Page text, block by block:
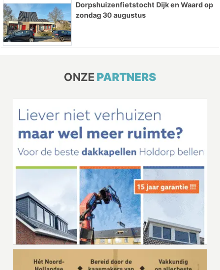
Dorpshuizenfietstocht Dijk en Waard op
zondag 30 augustus
ONZE PARTNERS